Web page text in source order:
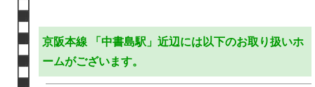
京阪本線 「中書島駅」近辺には以下のお取り扱いホ
ームがございます。